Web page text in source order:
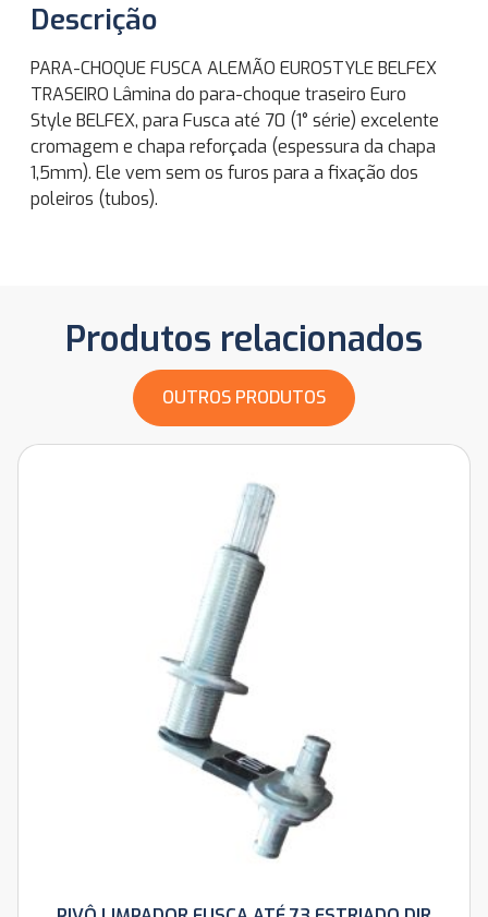
Descrição
PARA-CHOQUE FUSCA ALEMÃO EUROSTYLE BELFEX
TRASEIRO Lâmina do para-choque traseiro Euro
Style BELFEX, para Fusca até 70 (1° série) excelente
cromagem e chapa reforçada (espessura da chapa
1,5mm). Ele vem sem os furos para a fixação dos
poleiros (tubos).
Produtos relacionados
OUTROS PRODUTOS